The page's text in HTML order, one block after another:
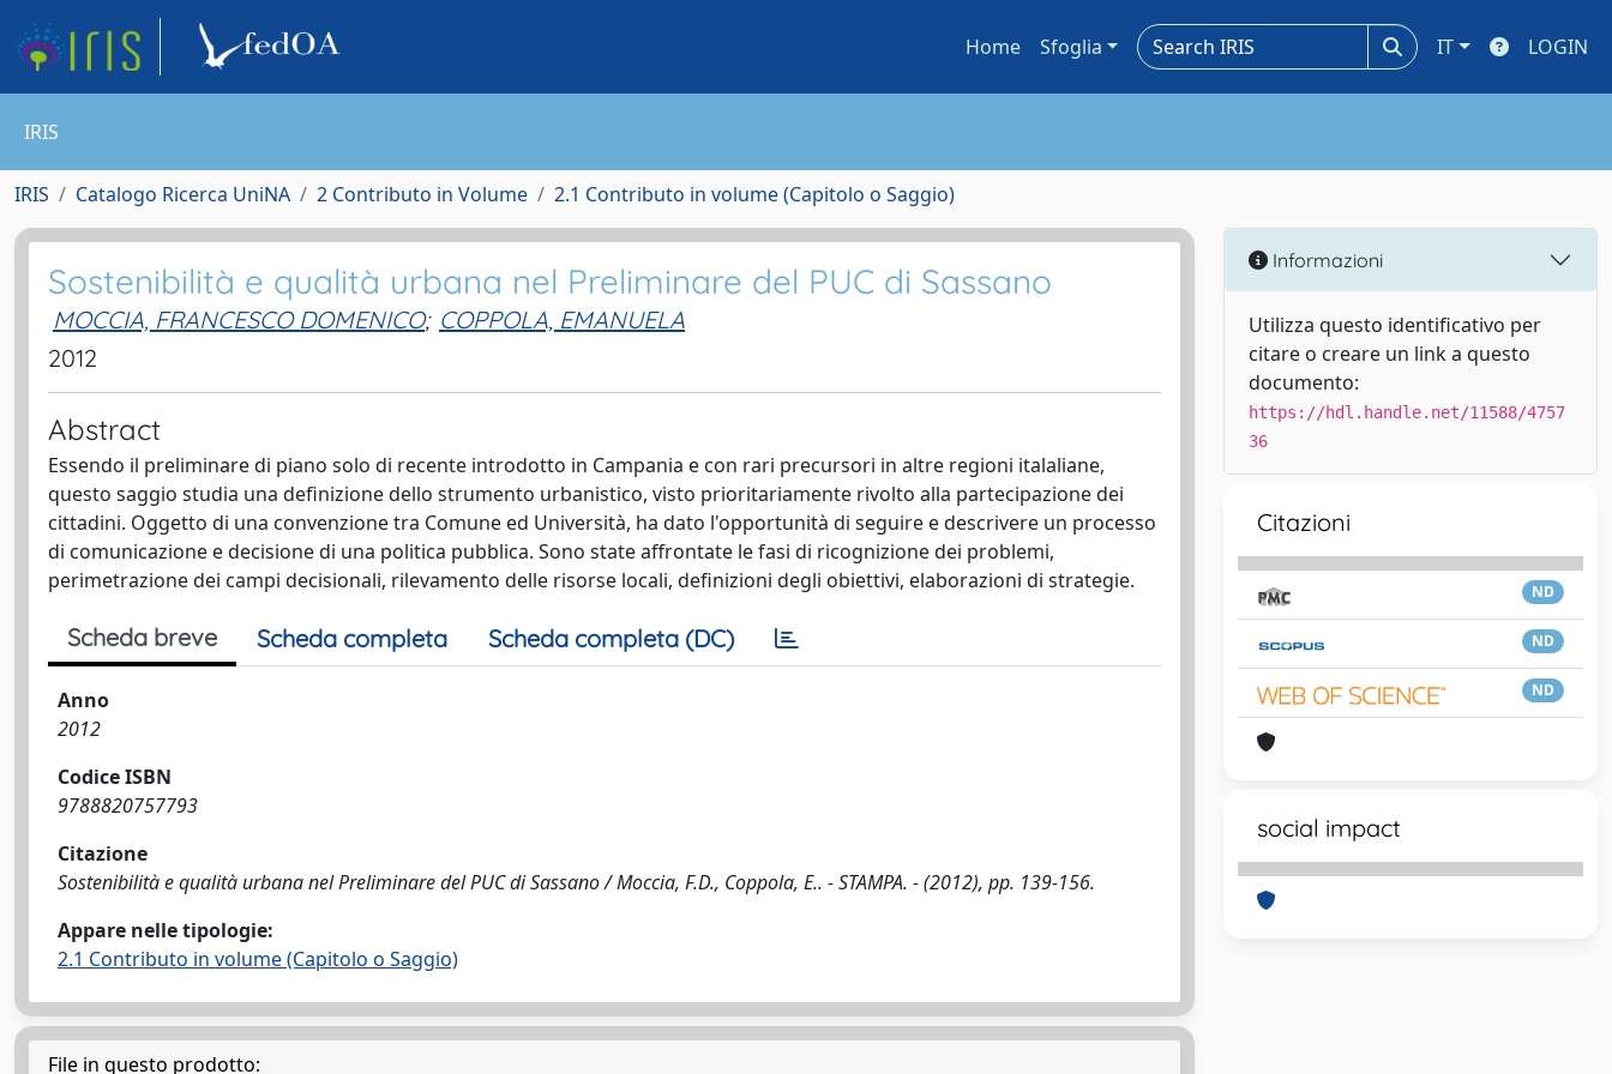
Home Sfoglia IT LOGIN
IRIS
IRIS Catalogo Ricerca UniNA 2 Contributo in Volume 2.1 Contributo in volume (Capitolo o Saggio)
Sostenibilità e qualità urbana nel Preliminare del PUC di Sassano
MOCCIA, FRANCESCO DOMENICO; COPPOLA, EMANUELA
2012
Abstract
Essendo il preliminare di piano solo di recente introdotto in Campania e con rari precursori in altre regioni italaliane,
questo saggio studia una definizione dello strumento urbanistico, visto prioritariamente rivolto alla partecipazione dei
cittadini. Oggetto di una convenzione tra Comune ed Università, ha dato l'opportunità di seguire e descrivere un processo
di comunicazione e decisione di una politica pubblica. Sono state affrontate le fasi di ricognizione dei problemi,
perimetrazione dei campi decisionali, rilevamento delle risorse locali, definizioni degli obiettivi, elaborazioni di strategie.
Scheda breve Scheda completa Scheda completa (DC)
Anno
2012
Codice ISBN
9788820757793
Citazione
Sostenibilità e qualità urbana nel Preliminare del PUC di Sassano / Moccia, F.D., Coppola, E.. - STAMPA. - (2012), pp. 139-156.
Appare nelle tipologie:
2.1 Contributo in volume (Capitolo o Saggio)
File in questo prodotto:
Informazioni
Utilizza questo identificativo per
citare o creare un link a questo
documento:
https://hdl.handle.net/11588/4757
36
Citazioni
ND
ND
ND
social impact